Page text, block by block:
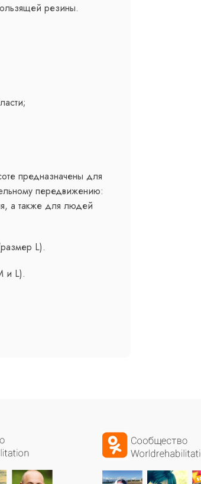
резины.
предназначены для
передвижению:
а также для людей
L).
и L).